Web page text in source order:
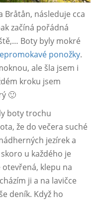
Bråtån, následuje cca
začíná pořádná
Boty byly mokré
ponožky.
ale šla jsem i
kroku jsem
🙂
boty trochu
že do večera suché
jezírek a
skoro u každého je
otevřená, klepu na
ji a na lavičce
deník. Když ho